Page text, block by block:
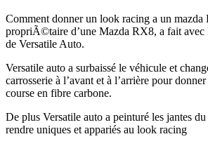
Comment donner un look racing a un mazda
propriÃ©taire d’une Mazda RX8, a fait avec
de Versatile Auto.
Versatile auto a surbaissé le véhicule et
carrosserie à l’avant et à l’arrière pour
course en fibre carbone.
De plus Versatile auto a peinturé les jantes
rendre uniques et appariés au look racing